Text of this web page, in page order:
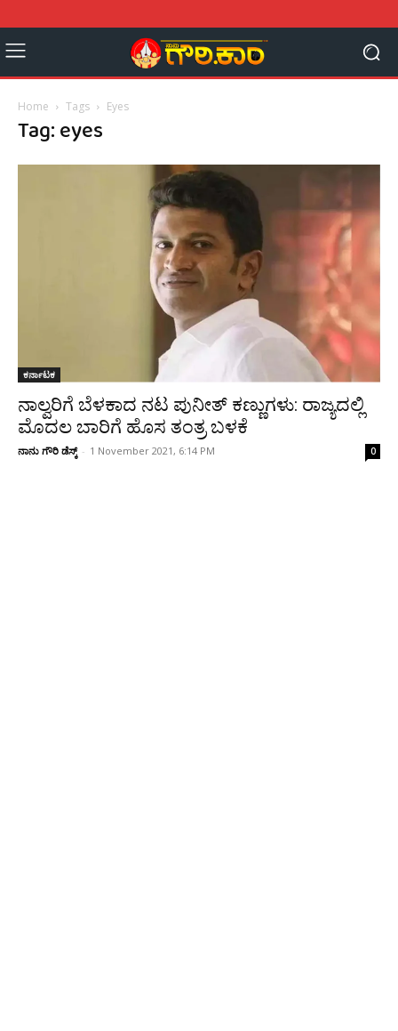
Home Tags Eyes
Tag: eyes
ಕರ್ನಾಟಕ
ನಾಲ್ವರಿಗೆ ಬೆಳಕಾದ ನಟ ಪುನೀತ್‌ ಕಣ್ಣುಗಳು: ರಾಜ್ಯದಲ್ಲಿ
ಮೊದಲ ಬಾರಿಗೆ ಹೊಸ ತಂತ್ರ ಬಳಕೆ
ನಾನು ಗೌರಿ ಡೆಸ್ಕ್ - 1 November 2021, 6:14 PM 0